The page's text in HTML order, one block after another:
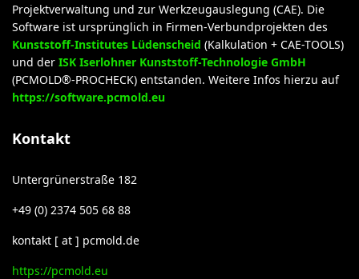
Projektverwaltung und zur Werkzeugauslegung (CAE). Die
Software ist ursprünglich in Firmen-Verbundprojekten des
Kunststoff-Institutes Lüdenscheid (Kalkulation + CAE-TOOLS)
und der ISK Iserlohner Kunststoff-Technologie GmbH
(PCMOLD®-PROCHECK) entstanden. Weitere Infos hierzu auf
https://software.pcmold.eu
Kontakt
Untergrünerstraße 182
+49 (0) 2374 505 68 88
kontakt [ at ] pcmold.de
https://pcmold.eu